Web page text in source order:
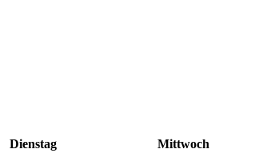
Dienstag Mittwoch